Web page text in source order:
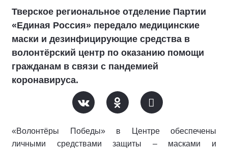
Тверское региональное отделение Партии
«Единая Россия» передало медицинские
маски и дезинфицирующие средства в
волонтёрский центр по оказанию помощи
гражданам в связи с пандемией
коронавируса.
«Волонтёры Победы» в Центре обеспечены
личными средствами защиты – масками и